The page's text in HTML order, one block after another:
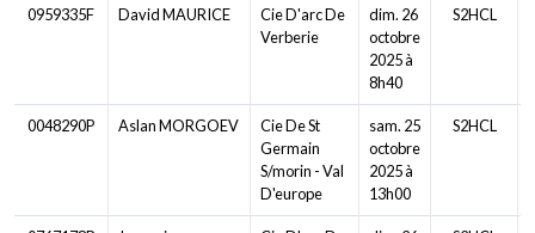
0959335F David MAURICE
Cie D'arc De
Verberie
dim. 26
octobre
2025 à
8h40
S2HCL
0048290P Aslan MORGOEV
Cie De St
Germain
S/morin - Val
D'europe
sam. 25
octobre
2025 à
13h00
S2HCL